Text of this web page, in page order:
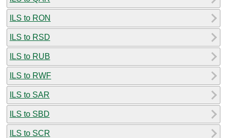
ILS to RON
ILS to RSD
ILS to RUB
ILS to RWF
ILS to SAR
ILS to SBD
ILS to SCR